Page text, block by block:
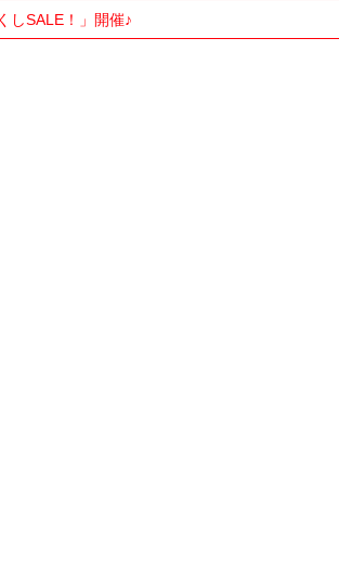
しSALE！」開催♪